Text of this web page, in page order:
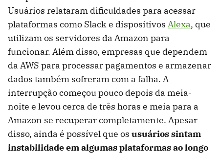
Usuários relataram dificuldades para acessar
plataformas como Slack e dispositivos Alexa, que
utilizam os servidores da Amazon para
funcionar. Além disso, empresas que dependem
da AWS para processar pagamentos e armazenar
dados também sofreram com a falha. A
interrupção começou pouco depois da meia-
noite e levou cerca de três horas e meia para a
Amazon se recuperar completamente. Apesar
disso, ainda é possível que os usuários sintam
instabilidade em algumas plataformas ao longo